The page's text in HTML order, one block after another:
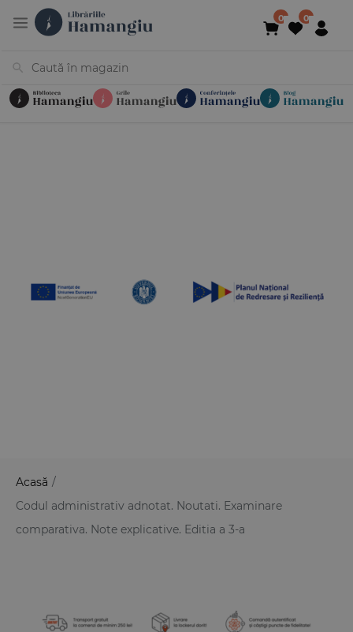
Acasă /
Codul administrativ adnotat. Noutati. Examinare
comparativa. Note explicative. Editia a 3-a